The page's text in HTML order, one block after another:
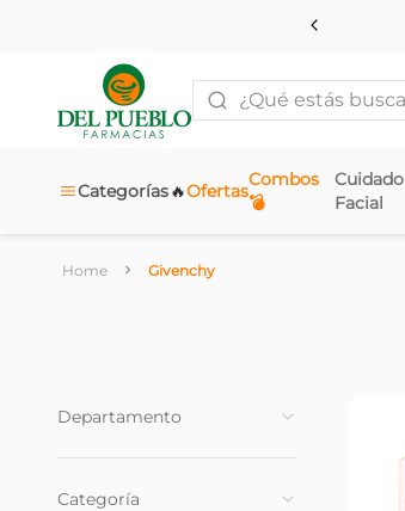
¿Qué estás buscando?
Categorías Ofertas
🔥
Combos
💣
Cuidado
Facial
Givenchy
Departamento
Categoría